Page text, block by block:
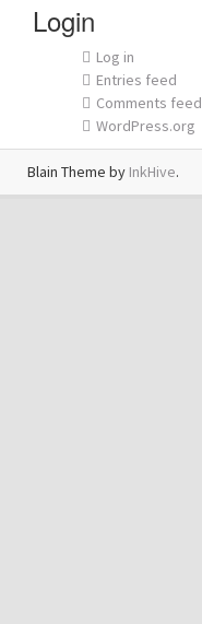
Login
Log in
Entries feed
Comments feed
WordPress.org
Blain Theme by InkHive.